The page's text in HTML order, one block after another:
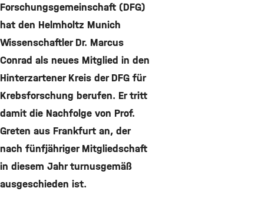
Forschungsgemeinschaft (DFG)
hat den Helmholtz Munich
Wissenschaftler Dr. Marcus
Conrad als neues Mitglied in den
Hinterzartener Kreis der DFG für
Krebsforschung berufen. Er tritt
damit die Nachfolge von Prof.
Greten aus Frankfurt an, der
nach fünfjähriger Mitgliedschaft
in diesem Jahr turnusgemäß
ausgeschieden ist.